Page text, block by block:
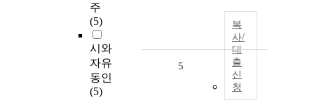
주
(5)
시와
자유
동인
(5)
복
사/
대
출
신
청
5